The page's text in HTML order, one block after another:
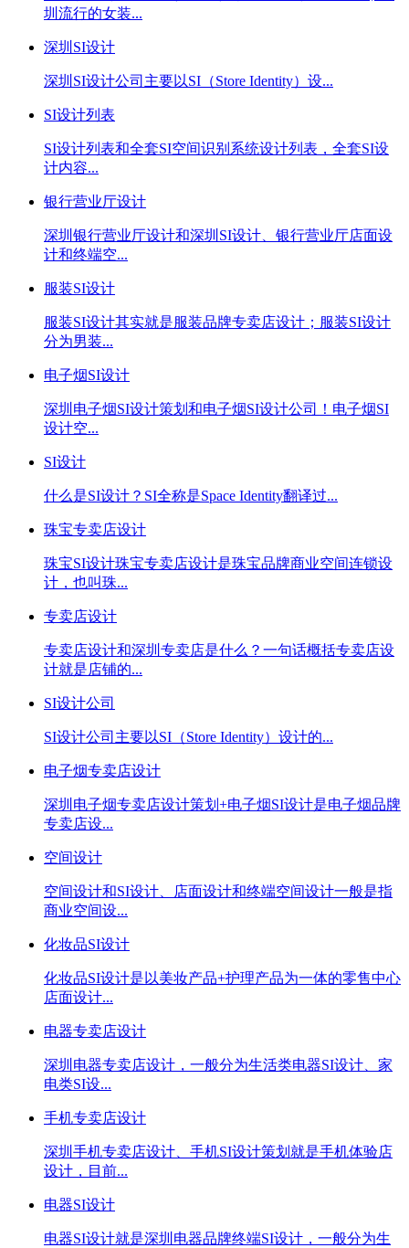
圳流行的女装...
深圳SI设计
深圳SI设计公司主要以SI（Store Identity）设...
SI设计列表
SI设计列表和全套SI空间识别系统设计列表，全套SI设
计内容...
银行营业厅设计
深圳银行营业厅设计和深圳SI设计、银行营业厅店面设
计和终端空...
服装SI设计
服装SI设计其实就是服装品牌专卖店设计；服装SI设计
分为男装...
电子烟SI设计
深圳电子烟SI设计策划和电子烟SI设计公司！电子烟SI
设计空...
SI设计
什么是SI设计？SI全称是Space Identity翻译过...
珠宝专卖店设计
珠宝SI设计珠宝专卖店设计是珠宝品牌商业空间连锁设
计，也叫珠...
专卖店设计
专卖店设计和深圳专卖店是什么？一句话概括专卖店设
计就是店铺的...
SI设计公司
SI设计公司主要以SI（Store Identity）设计的...
电子烟专卖店设计
深圳电子烟专卖店设计策划+电子烟SI设计是电子烟品牌
专卖店设...
空间设计
空间设计和SI设计、店面设计和终端空间设计一般是指
商业空间设...
化妆品SI设计
化妆品SI设计是以美妆产品+护理产品为一体的零售中心
店面设计...
电器专卖店设计
深圳电器专卖店设计，一般分为生活类电器SI设计、家
电类SI设...
手机专卖店设计
深圳手机专卖店设计、手机SI设计策划就是手机体验店
设计，目前...
电器SI设计
电器SI设计就是深圳电器品牌终端SI设计，一般分为生